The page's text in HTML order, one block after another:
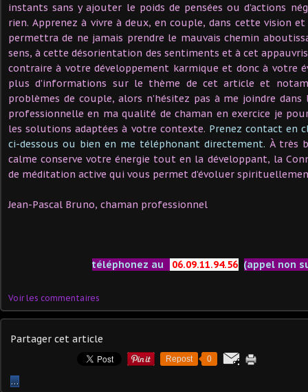
instants sans y ajouter le poids de pensées ou d’actions
rien. Apprenez à vivre à deux, en couple, dans cette vision
permettra de ne jamais prendre le mauvais chemin
sens, à cette désorientation des sentiments et à cet
contraire à votre développement karmique et donc à votre
plus d’informations sur le thème de cet article et
problèmes de couple, alors n’hésitez pas à me joindre
professionnelle en ma qualité de chaman en exercice je
les solutions adaptées à votre contexte. Prenez contact en
ci-dessous ou bien en me téléphonant directement. À très
calme conserve votre énergie tout en la développant, la
de méditation active qui vous permet d’évoluer
Jean-Pascal Bruno, chaman professionnel
téléphonez au 06.09.11.94.56 (appel non
Voir les commentaires
Partager cet article
Repost 0
…